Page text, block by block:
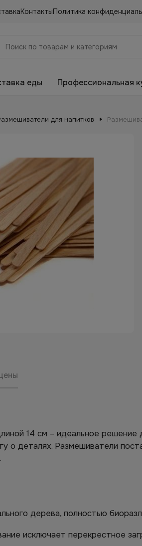
КонтактыПолитика
еды Профессиональная
для напитков
14 см – идеальное
о деталях. Размешиватели
дерева, полностью
исключает перекрестное